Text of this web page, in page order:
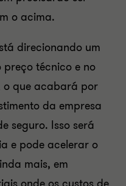
o acima.
direcionando um
técnico e no
o que acabará por
da empresa
seguro. Isso será
e pode acelerar o
mais, em